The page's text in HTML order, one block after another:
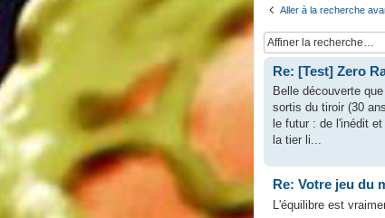
Aller à la recherche
Re: [Test] Zero
Belle découverte
sortis du tiroir (30
le futur : de l'inédit
la tier li...
Re: Votre jeu du
L'équilibre est